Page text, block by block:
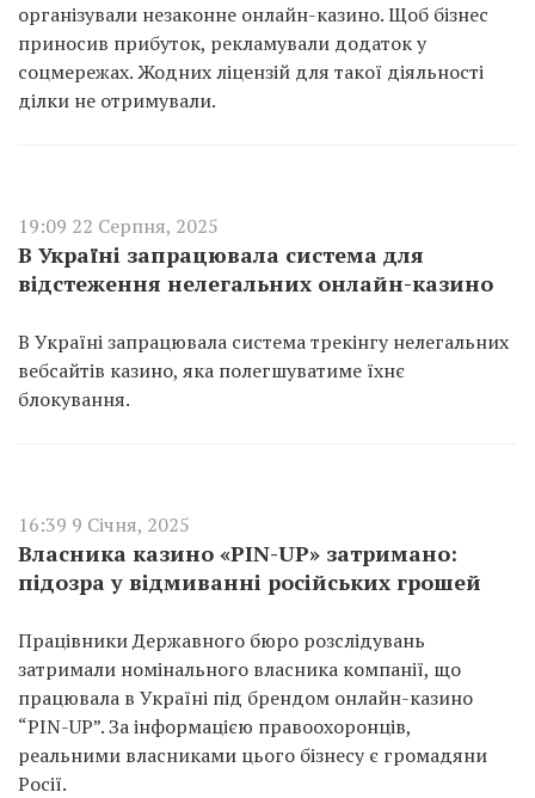
організували незаконне онлайн-казино. Щоб бізнес
приносив прибуток, рекламували додаток у
соцмережах. Жодних ліцензій для такої діяльності
ділки не отримували.
19:09 22 Серпня, 2025
В Україні запрацювала система для
відстеження нелегальних онлайн-казино
В Україні запрацювала система трекінгу нелегальних
вебсайтів казино, яка полегшуватиме їхнє
блокування.
16:39 9 Січня, 2025
Власника казино «PIN-UP» затримано:
підозра у відмиванні російських грошей
Працівники Державного бюро розслідувань
затримали номінального власника компанії, що
працювала в Україні під брендом онлайн-казино
“PIN-UP”. За інформацією правоохоронців,
реальними власниками цього бізнесу є громадяни
Росії.